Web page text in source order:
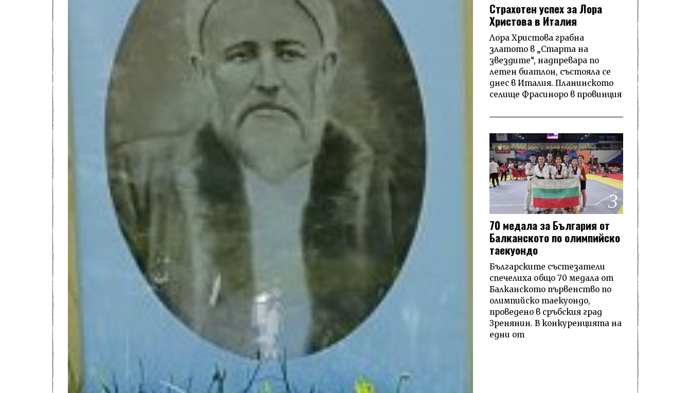
Страхотен успех за Лора
Христова в Италия
Лора Христова грабна
златото в „Старта на
звездите“, надпревара по
летен биатлон, състояла се
днес в Италия. Планинското
селище Фрасиноро в провинция
3
70 медала за България от
Балканското по олимпийско
таекуондо
Българските състезатели
спечелиха общо 70 медала от
Балканското първенство по
олимпийско таекуондо,
проведено в сръбския град
Зренянин. В конкуренцията на
едни от